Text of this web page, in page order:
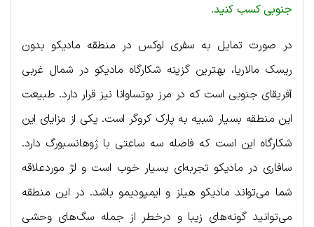
جنوبی کسب کنید.
در صورت تمایل به سفری لوکس در منطقه مادیکو بدون
ریسک مالاریا، بهترین گزینه شکارگاه مادیکو در شمال غربی
آفریقای جنوبی است که در مرز بوتساوانا نیز قرار دارد. طبیعت
این منطقه بسیار شبیه به پارک کروگر است. یکی از مزایای این
شکارگاه این است که فاصله سه ساعتی با ژوهانسبورگ دارد.
سافاری در مادیکو تجربه‌ای بسیار خوب است و لژ موردعلاقه‌
شما می‌تواند مادیکو هیلز و ایمپودیمو باشد. در این منطقه
می‌توانید گونه‌‌های زیبا و درخطر از جمله سگ‌های وحشی